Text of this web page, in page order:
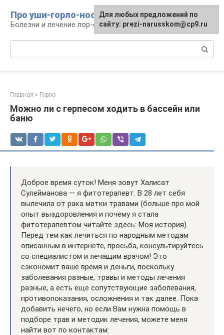
контенту
Про уши-горло-нос
Болезни и лечение лор-органов
Главная » Горло
Можно ли с герпесом ходить в бассейн или
баню
Доброе время суток! Меня зовут Халисат
Сулейманова — я фитотерапевт. В 28 лет себя
вылечила от рака матки травами (больше про мой
опыт выздоровления и почему я стала
фитотерапевтом читайте здесь: Моя история).
Перед тем как лечиться по народным методам
описанным в интернете, просьба, консультируйтесь
со специалистом и лечащим врачом! Это
сэкономит ваше время и деньги, поскольку
заболевания разные, травы и методы лечения
разные, а есть еще сопутствующие заболевания,
противопоказания, осложнения и так далее. Пока
добавить нечего, но если Вам нужна помощь в
подборе трав и методик лечения, можете меня
найти вот по контактам:
Для любых предложений по
сайту: prezi-narusskom@cp9.ru